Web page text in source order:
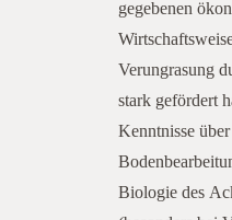
gegebenen
Verungrasung
stark gefördert
Kenntnisse
Biologie des